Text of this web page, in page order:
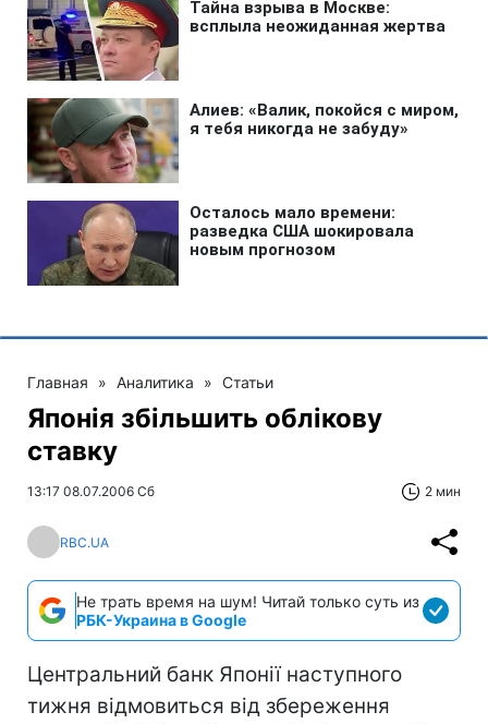
Главная » Аналитика » Статьи
Японія збільшить облікову
ставку
13:17 08.07.2006 Сб 2 мин
RBC.UA
Не трать время на шум! Читай только суть из
РБК-Украина в Google
Центральний банк Японії наступного
тижня відмовиться від збереження